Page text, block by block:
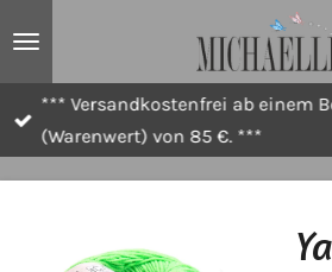
*** Versandkostenfrei ab einem
(Warenwert) von 85 €. ***